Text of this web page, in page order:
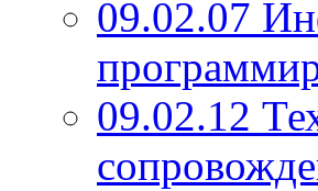
09.02.07
09.02.12